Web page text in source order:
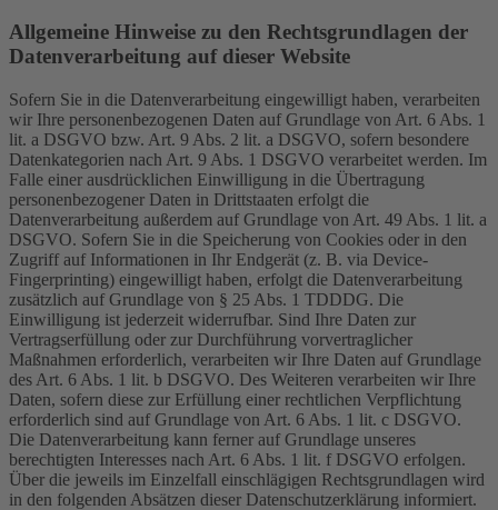
Allgemeine Hinweise zu den Rechtsgrundlagen der
Datenverarbeitung auf dieser Website
Sofern Sie in die Datenverarbeitung eingewilligt haben, verarbeiten
wir Ihre personenbezogenen Daten auf Grundlage von Art. 6 Abs. 1
lit. a DSGVO bzw. Art. 9 Abs. 2 lit. a DSGVO, sofern besondere
Datenkategorien nach Art. 9 Abs. 1 DSGVO verarbeitet werden. Im
Falle einer ausdrücklichen Einwilligung in die Übertragung
personenbezogener Daten in Drittstaaten erfolgt die
Datenverarbeitung außerdem auf Grundlage von Art. 49 Abs. 1 lit. a
DSGVO. Sofern Sie in die Speicherung von Cookies oder in den
Zugriff auf Informationen in Ihr Endgerät (z. B. via Device-
Fingerprinting) eingewilligt haben, erfolgt die Datenverarbeitung
zusätzlich auf Grundlage von § 25 Abs. 1 TDDDG. Die
Einwilligung ist jederzeit widerrufbar. Sind Ihre Daten zur
Vertragserfüllung oder zur Durchführung vorvertraglicher
Maßnahmen erforderlich, verarbeiten wir Ihre Daten auf Grundlage
des Art. 6 Abs. 1 lit. b DSGVO. Des Weiteren verarbeiten wir Ihre
Daten, sofern diese zur Erfüllung einer rechtlichen Verpflichtung
erforderlich sind auf Grundlage von Art. 6 Abs. 1 lit. c DSGVO.
Die Datenverarbeitung kann ferner auf Grundlage unseres
berechtigten Interesses nach Art. 6 Abs. 1 lit. f DSGVO erfolgen.
Über die jeweils im Einzelfall einschlägigen Rechtsgrundlagen wird
in den folgenden Absätzen dieser Datenschutzerklärung informiert.